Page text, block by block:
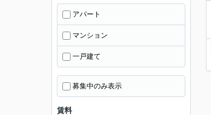
アパート
マンション
一戸建て
募集中のみ表示
賃料